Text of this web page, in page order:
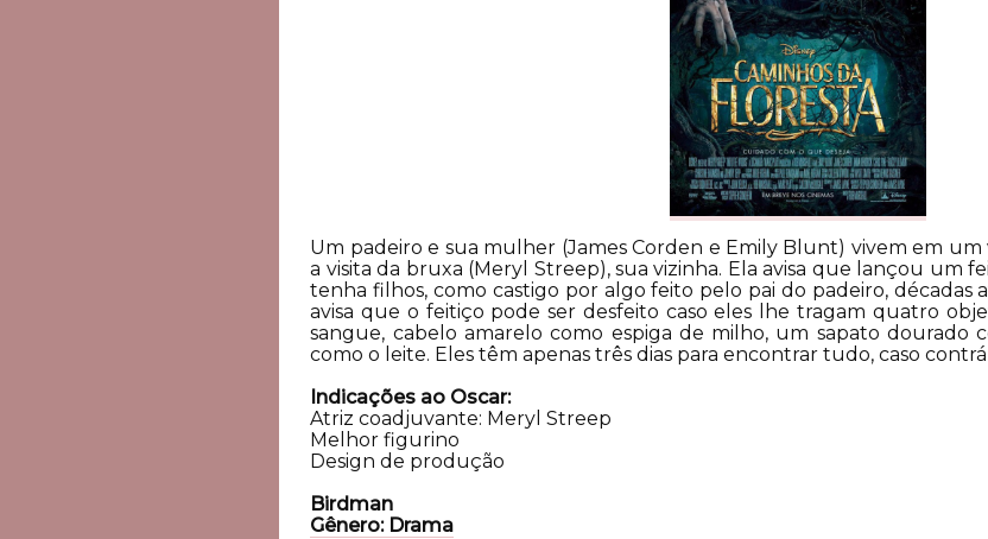
Um padeiro e sua mulher (James Corden e Emily Blunt) vivem em um
a visita da bruxa (Meryl Streep), sua vizinha. Ela avisa que lançou um
tenha filhos, como castigo por algo feito pelo pai do padeiro, décadas
avisa que o feitiço pode ser desfeito caso eles lhe tragam quatro
sangue, cabelo amarelo como espiga de milho, um sapato dourado
como o leite. Eles têm apenas três dias para encontrar tudo, caso
Indicações ao Oscar:
Atriz coadjuvante: Meryl Streep
Melhor figurino
Design de produção
Birdman
Gênero: Drama